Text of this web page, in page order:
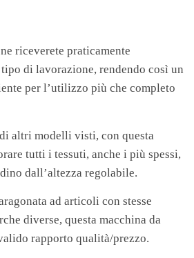
riceverete praticamente
di lavorazione, rendendo così un
per l’utilizzo più che completo
altri modelli visti, con questa
tutti i tessuti, anche i più spessi,
dall’altezza regolabile.
ad articoli con stesse
diverse, questa macchina da
rapporto qualità/prezzo.